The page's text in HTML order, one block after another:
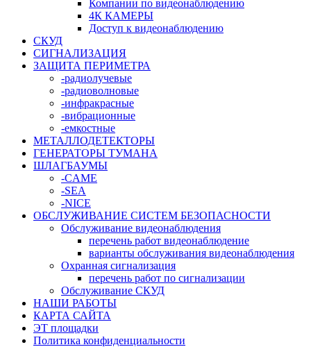
Компании по видеонаблюдению
4К КАМЕРЫ
Доступ к видеонаблюдению
СКУД
СИГНАЛИЗАЦИЯ
ЗАЩИТА ПЕРИМЕТРА
-радиолучевые
-радиоволновые
-инфракрасные
-вибрационные
-емкостные
МЕТАЛЛОДЕТЕКТОРЫ
ГЕНЕРАТОРЫ ТУМАНА
ШЛАГБАУМЫ
-CAME
-SEA
-NICE
ОБСЛУЖИВАНИЕ СИСТЕМ БЕЗОПАСНОСТИ
Обслуживание видеонаблюдения
перечень работ видеонаблюдение
варианты обслуживания видеонаблюдения
Охранная сигнализация
перечень работ по сигнализации
Обслуживание СКУД
НАШИ РАБОТЫ
КАРТА САЙТА
ЭТ площадки
Политика конфиденциальности